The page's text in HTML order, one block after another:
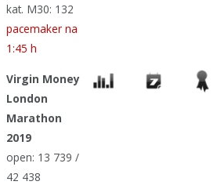
kat. M30: 132
pacemaker na
1:45 h
Virgin Money
London
Marathon
2019
open: 13 739 /
42 438